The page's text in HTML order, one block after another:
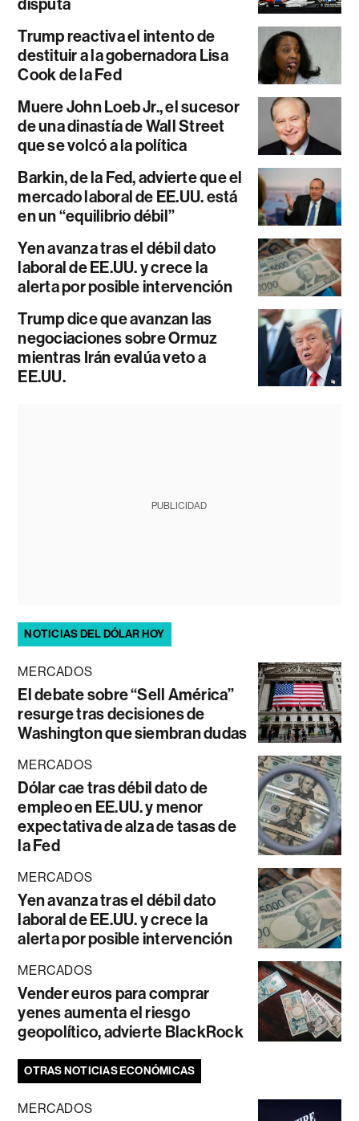
disputa
Trump reactiva el intento de
destituir a la gobernadora Lisa
Cook de la Fed
Muere John Loeb Jr., el sucesor
de una dinastía de Wall Street
que se volcó a la política
Barkin, de la Fed, advierte que el
mercado laboral de EE.UU. está
en un “equilibrio débil”
Yen avanza tras el débil dato
laboral de EE.UU. y crece la
alerta por posible intervención
Trump dice que avanzan las
negociaciones sobre Ormuz
mientras Irán evalúa veto a
EE.UU.
PUBLICIDAD
NOTICIAS DEL DÓLAR HOY
MERCADOS
El debate sobre “Sell América”
resurge tras decisiones de
Washington que siembran dudas
MERCADOS
Dólar cae tras débil dato de
empleo en EE.UU. y menor
expectativa de alza de tasas de
la Fed
MERCADOS
Yen avanza tras el débil dato
laboral de EE.UU. y crece la
alerta por posible intervención
MERCADOS
Vender euros para comprar
yenes aumenta el riesgo
geopolítico, advierte BlackRock
OTRAS NOTICIAS ECONÓMICAS
MERCADOS